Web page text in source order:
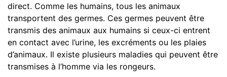
direct. Comme les humains, tous les animaux
transportent des germes. Ces germes peuvent être
transmis des animaux aux humains si ceux-ci entrent
en contact avec l’urine, les excréments ou les plaies
d’animaux. Il existe plusieurs maladies qui peuvent être
transmises à l’homme via les rongeurs.